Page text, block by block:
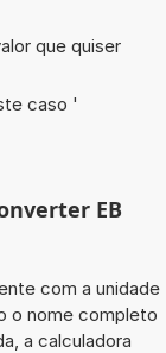
que quiser
caso '
EB
com a unidade
o nome completo
a calculadora